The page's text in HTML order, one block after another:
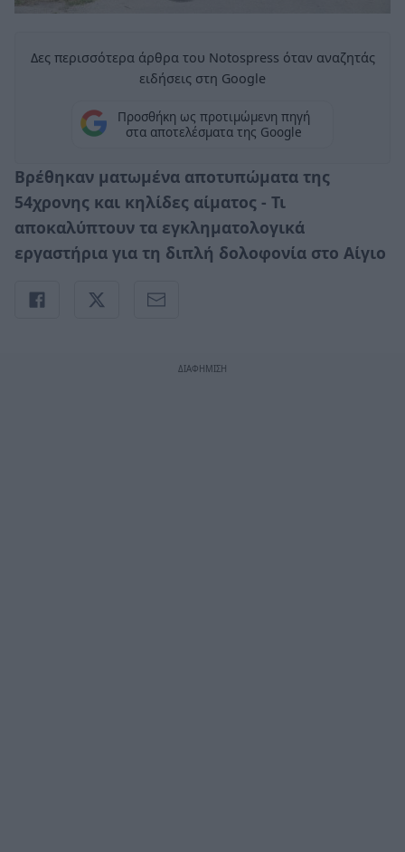
Δες περισσότερα άρθρα του Notospress όταν αναζητάς
ειδήσεις στη Google
Προσθήκη ως προτιμώμενη πηγή
στα αποτελέσματα της Google
Βρέθηκαν ματωμένα αποτυπώματα της
54χρονης και κηλίδες αίματος - Τι
αποκαλύπτουν τα εγκληματολογικά
εργαστήρια για τη διπλή δολοφονία στο Αίγιο